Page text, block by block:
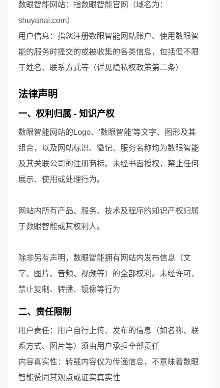
数眼智能网站：指数眼智能官网（域名为：
shuyanai.com）
用户信息：指您注册数眼智能网站账户、使用数眼智
能的服务时提交的或被收集的各类信息，包括但不限
于姓名、联系方式等（详见隐私权政策第二条）
法律声明
一、权利归属 - 知识产权
数眼智能网站的Logo、'数眼智能'等文字、图形及其
组合，以及网站标识、徽记、服务名称均为数眼智能
及其关联公司的注册商标。未经书面授权，禁止任何
展示、使用或处理行为。
网站内所有产品、服务、技术及程序的知识产权归属
于数眼智能或其权利人。
除非另有声明，数眼智能拥有网站内发布信息（文
字、图片、音频、视频等）的全部权利。未经许可，
禁止复制、转播、镜像等行为
二、责任限制
用户责任：用户自行上传、发布的信息（如名称、联
系方式、图片等）须由用户承担全部责任
内容真实性：转载内容仅为传递信息，不意味着数眼
智能赞同其观点或证实真实性